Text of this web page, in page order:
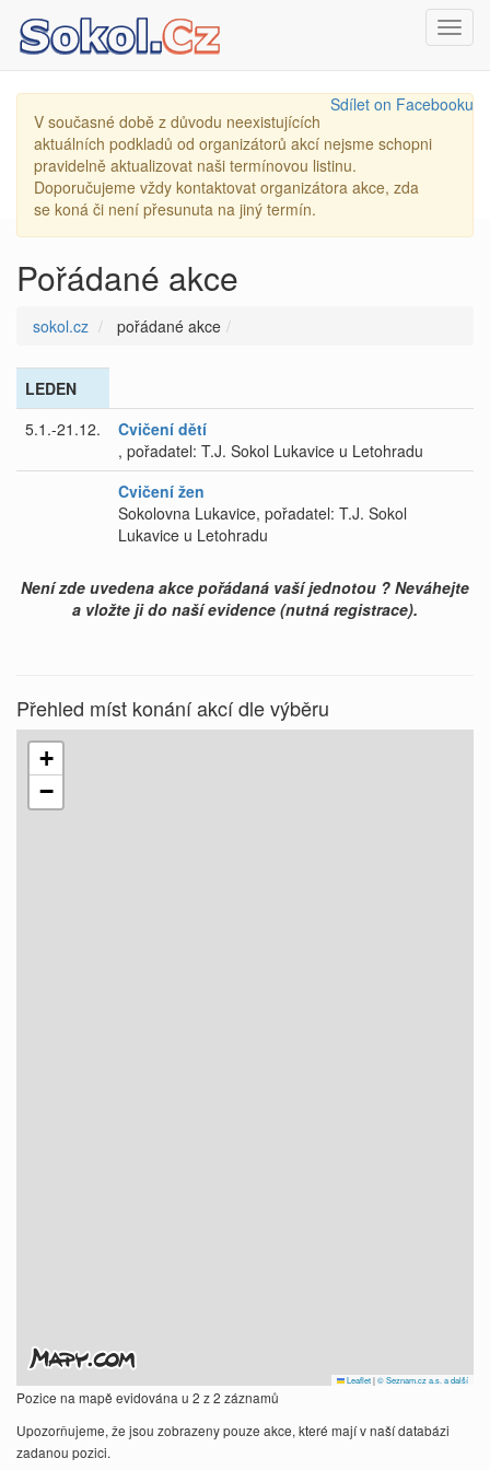
Sdílet on Facebooku
V současné době z důvodu neexistujících
aktuálních podkladů od organizátorů akcí nejsme schopni
pravidelně aktualizovat naši termínovou listinu.
Doporučujeme vždy kontaktovat organizátora akce, zda
se koná či není přesunuta na jiný termín.
Pořádané akce
sokol.cz pořádané akce
LEDEN
5.1.-21.12.
Cvičení dětí
, pořadatel: T.J. Sokol Lukavice u Letohradu
Cvičení žen
Sokolovna Lukavice, pořadatel: T.J. Sokol
Lukavice u Letohradu
Není zde uvedena akce pořádaná vaší jednotou ? Neváhejte
a vložte ji do naší evidence (nutná registrace).
Přehled míst konání akcí dle výběru
+
−
Leaflet|© Seznam.cz a.s. a další
Pozice na mapě evidována u 2 z 2 záznamů
Upozorňujeme, že jsou zobrazeny pouze akce, které mají v naší databázi
zadanou pozici.